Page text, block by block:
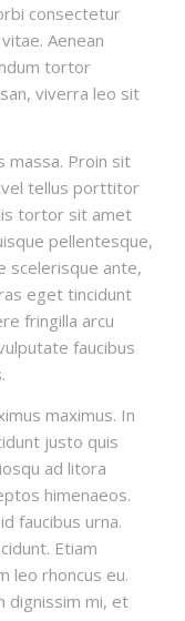
consectetur
Aenean
tortor
viverra leo sit
massa. Proin sit
vel tellus porttitor
tortor sit amet
pellentesque,
scelerisque ante,
eget tincidunt
fringilla arcu
faucibus
maximus. In
justo quis
ad litora
himenaeos.
faucibus urna.
Etiam
leo rhoncus eu.
dignissim mi, et